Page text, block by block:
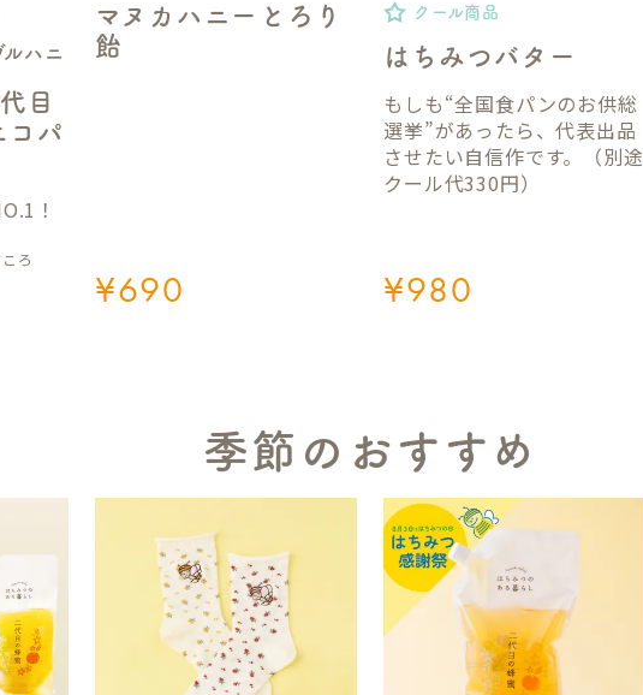
ハニ
目
コパ
ろ
！
マヌカハニーとろり
飴
¥690
はちみつバター
クール商品
¥980
もしも“全国食パンのお供総
選挙”があったら、代表出品
させたい自信作です。（別途
クール代330円）
季節のおすすめ